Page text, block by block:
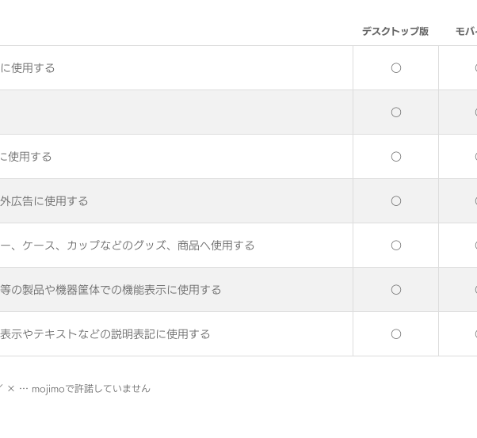
デスクトップ版 モ
使用する ○
○
使用する ○
広告に使用する ○
、ケース、カップなどのグッズ、商品へ使用する ○
の製品や機器筐体での機能表示に使用する ○
示やテキストなどの説明表記に使用する ○
× … mojimoで許諾していません